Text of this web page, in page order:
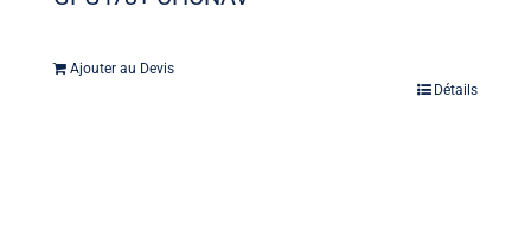
Ajouter au Devis
Détails